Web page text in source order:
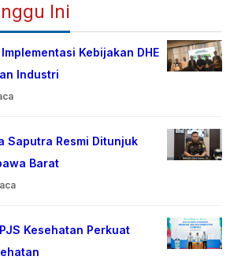
Ini
Kebijakan DHE
Industri
Saputra Resmi Ditunjuk
Barat
Kesehatan Perkuat